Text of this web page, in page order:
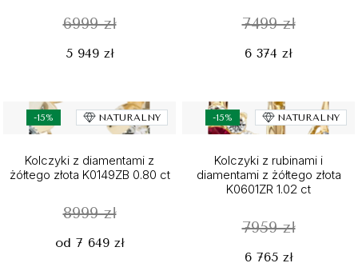
6999 zł
5 949 zł
7499 zł
6 374 zł
-15% NATURALNY
Kolczyki z diamentami z
żółtego złota K0149ZB 0.80 ct
8999 zł
od 7 649 zł
-15% NATURALNY
Kolczyki z rubinami i
diamentami z żółtego złota
K0601ZR 1.02 ct
7959 zł
6 765 zł